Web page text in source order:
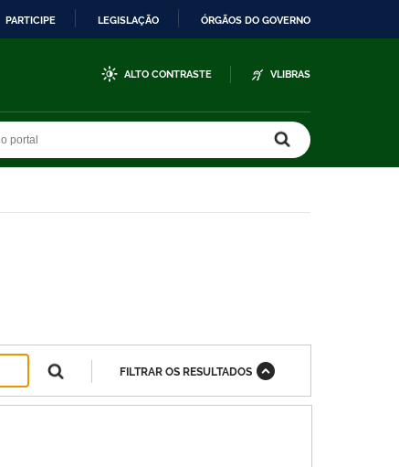
PARTICIPE LEGISLAÇÃO ÓRGÃOS DO GOVERNO
ALTO CONTRASTE VLIBRAS
FILTRAR OS RESULTADOS